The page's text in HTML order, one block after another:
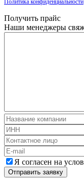
Политика конфиденциальности
Получить прайс
Наши менеджеры
Я согласен на